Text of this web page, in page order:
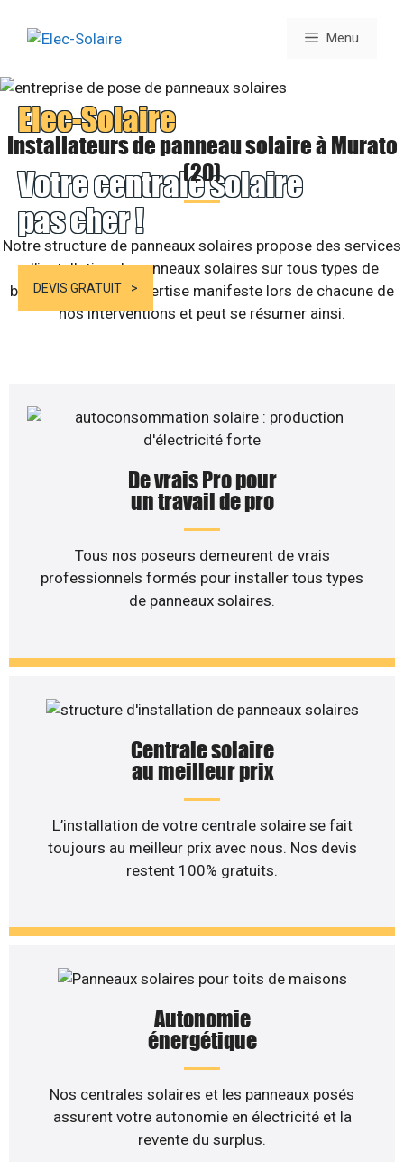
Menu
Elec-Solaire
Votre centrale solaire
pas cher !
DEVIS GRATUIT
Installateurs de panneau solaire à Murato
(20)
Notre structure de panneaux solaires propose des services
d’installation de panneaux solaires sur tous types de
bâtiments. Notre expertise manifeste lors de chacune de
nos interventions et peut se résumer ainsi.
De vrais Pro pour
un travail de pro
Tous nos poseurs demeurent de vrais
professionnels formés pour installer tous types
de panneaux solaires.
Centrale solaire
au meilleur prix
L’installation de votre centrale solaire se fait
toujours au meilleur prix avec nous. Nos devis
restent 100% gratuits.
Autonomie
énergétique
Nos centrales solaires et les panneaux posés
assurent votre autonomie en électricité et la
revente du surplus.